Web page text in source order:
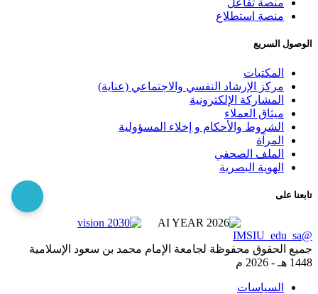
منصة تفاعل
منصة استطلاع
الوصول السريع
المكتبات
مركز الإرشاد النفسي والاجتماعي (عناية)
المشاركة الإلكترونية
ميثاق العملاء
الشروط والأحكام و إخلاء المسؤولية
المرآة
الملف الصحفي
الهوية البصرية
تابعنا على
@IMSIU_edu_sa
جميع الحقوق محفوظة لجامعة الإمام محمد بن سعود الإسلامية
1448 هـ -
2026 م
السياسات